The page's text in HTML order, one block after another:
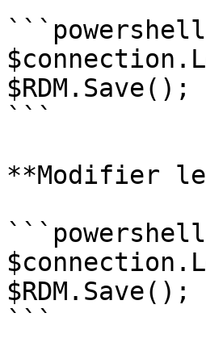
```powershell
$RDM.Save();
```
**Modifier le
```powershell
$RDM.Save();
```